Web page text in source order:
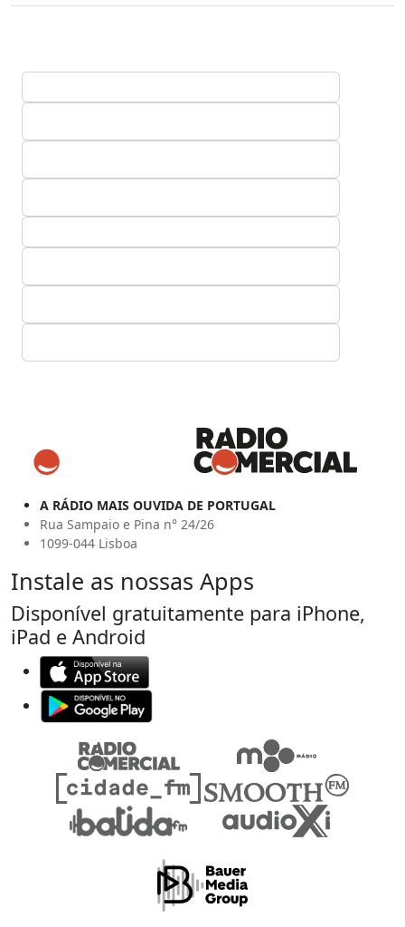
A RÁDIO MAIS OUVIDA DE PORTUGAL
Rua Sampaio e Pina n° 24/26
1099-044 Lisboa
Instale as nossas Apps
Disponível gratuitamente para iPhone,
iPad e Android